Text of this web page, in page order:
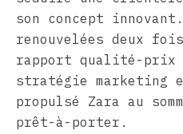
son concept
renouvelées deux
rapport qualité-prix
stratégie marketing
propulsé Zara au
prêt-à-porter.